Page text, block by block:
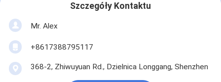
Szczegóły Kontaktu
Mr. Alex
+8617388795117
368-2, Zhiwuyuan Rd., Dzielnica Longgang, Shenzhen